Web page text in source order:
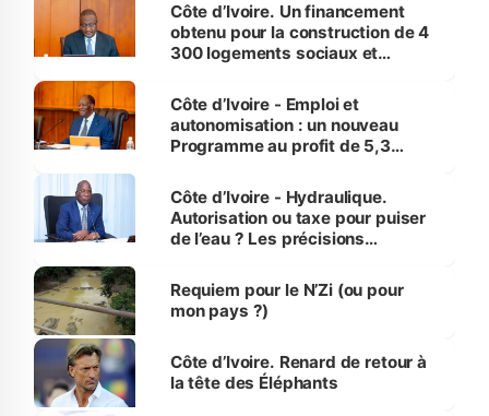
Côte d’Ivoire. Un financement
obtenu pour la construction de 4
300 logements sociaux et
et Yamoussoukro
Côte d’Ivoire - Emploi et
autonomisation : un nouveau
Programme au profit de 5,3
Côte d’Ivoire - Hydraulique.
Autorisation ou taxe pour puiser
de l’eau ? Les précisions
Requiem pour le N’Zi (ou pour
mon pays ?)
Côte d’Ivoire. Renard de retour à
la tête des Éléphants